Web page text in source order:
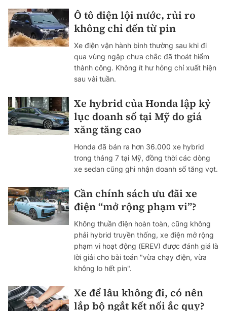
Ô tô điện lội nước, rủi ro
không chỉ đến từ pin
Xe điện vận hành bình thường sau khi đi
qua vùng ngập chưa chắc đã thoát hiểm
thành công. Không ít hư hỏng chỉ xuất hiện
sau vài tuần.
Xe hybrid của Honda lập kỷ
lục doanh số tại Mỹ do giá
xăng tăng cao
Honda đã bán ra hơn 36.000 xe hybrid
trong tháng 7 tại Mỹ, đồng thời các dòng
xe sedan cũng ghi nhận doanh số tăng vọt.
Cần chính sách ưu đãi xe
điện “mở rộng phạm vi”?
Không thuần điện hoàn toàn, cũng không
phải hybrid truyền thống, xe điện mở rộng
phạm vi hoạt động (EREV) được đánh giá là
lời giải cho bài toán "vừa chạy điện, vừa
không lo hết pin".
Xe để lâu không đi, có nên
lắp bộ ngắt kết nối ắc quy?